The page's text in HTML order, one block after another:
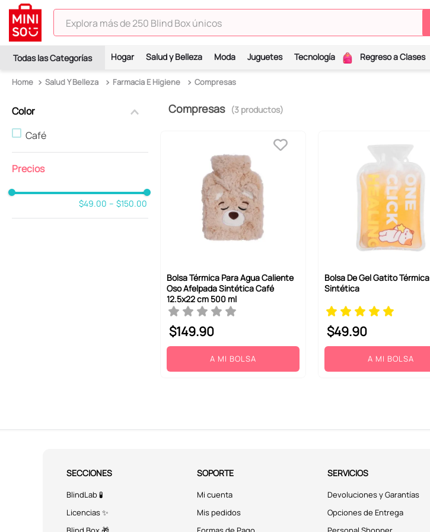
Explora más de 250 Blind Box únicos
Hogar Salud y Belleza Moda Juguetes Tecnología Regreso a Clases
Salud Y Belleza Farmacia E Higiene Compresas
Color
Café
$49.00 – $150.00
Compresas 3 productos
Bolsa Térmica Para Agua Caliente
Oso Afelpada Sintética Café
12.5x22 cm 500 ml
$149.90
A MI BOLSA
Bolsa De Gel Gatito Térmica
Sintética
$49.90
A MI BOLSA
SECCIONES
BlindLab 🧪
Licencias ✨
SOPORTE
Mi cuenta
Mis pedidos
SERVICIOS
Devoluciones y Garantías
Opciones de Entrega
TÉRMINOS MÁS BUSCADOS
2.
spiderman
peluche
5.
blind box
7.
pokemon